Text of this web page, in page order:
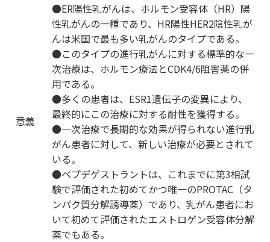
意義
●ER陽性乳がんは、ホルモン受容体（HR）陽
性乳がんの一種であり、HR陽性HER2陰性乳が
んは米国で最も多い乳がんのタイプである。
●このタイプの進行乳がんに対する標準的な一
次治療は、ホルモン療法とCDK4/6阻害薬の併
用である。
●多くの患者は、ESR1遺伝子の変異により、
最終的にこの治療に対する耐性を獲得する。
●一次治療で長期的な効果が得られない進行乳
がん患者に対して、新しい治療が必要とされて
いる。
●ベプデゲストラントは、これまでに第3相試
験で評価された初めてかつ唯一のPROTAC（タ
ンパク質分解誘導薬）であり、乳がん患者にお
いて初めて評価されたエストロゲン受容体分解
薬でもある。